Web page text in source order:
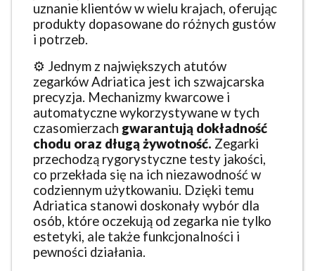
uznanie klientów w wielu krajach, oferując
produkty dopasowane do różnych gustów
i potrzeb.
⚙️ Jednym z największych atutów
zegarków Adriatica jest ich szwajcarska
precyzja. Mechanizmy kwarcowe i
automatyczne wykorzystywane w tych
czasomierzach gwarantują dokładność
chodu oraz długą żywotność. Zegarki
przechodzą rygorystyczne testy jakości,
co przekłada się na ich niezawodność w
codziennym użytkowaniu. Dzięki temu
Adriatica stanowi doskonały wybór dla
osób, które oczekują od zegarka nie tylko
estetyki, ale także funkcjonalności i
pewności działania.